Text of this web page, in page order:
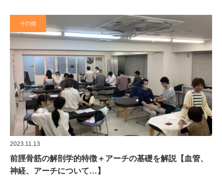
その他
2023.11.13
前脛骨筋の解剖学的特徴＋アーチの基礎を解説【血管、
神経、アーチについて…】